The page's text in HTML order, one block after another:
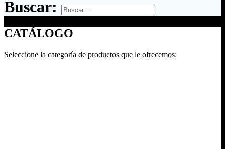
Buscar:
CATÁLOGO
Seleccione la categoría de productos que le ofrecemos: